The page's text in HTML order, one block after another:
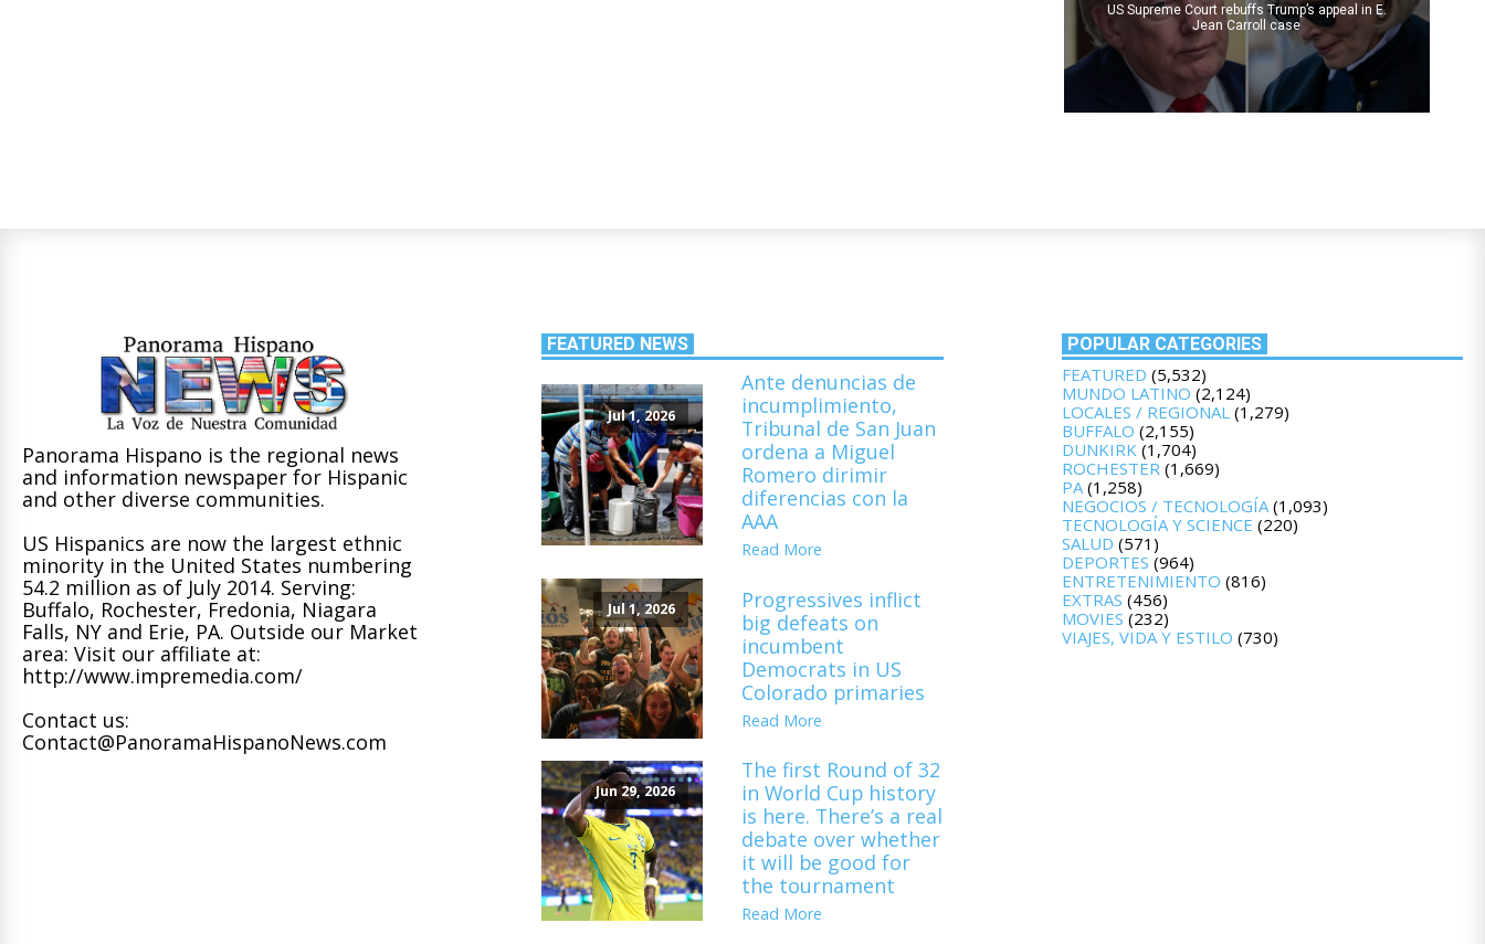
US Supreme Court rebuffs Trump’s appeal in E.
Jean Carroll case
Panorama Hispano is the regional news
and information newspaper for Hispanic
and other diverse communities.
US Hispanics are now the largest ethnic
minority in the United States numbering
54.2 million as of July 2014. Serving:
Buffalo, Rochester, Fredonia, Niagara
Falls, NY and Erie, PA. Outside our Market
area: Visit our affiliate at:
http://www.impremedia.com/
Contact us:
Contact@PanoramaHispanoNews.com
FEATURED NEWS
Jul 1, 2026
Ante denuncias de
incumplimiento,
Tribunal de San Juan
ordena a Miguel
Romero dirimir
diferencias con la
AAA
Read More
Jul 1, 2026
Progressives inflict
big defeats on
incumbent
Democrats in US
Colorado primaries
Read More
Jun 29, 2026
The first Round of 32
in World Cup history
is here. There’s a real
debate over whether
it will be good for
the tournament
Read More
POPULAR CATEGORIES
FEATURED (5,532)
MUNDO LATINO (2,124)
LOCALES / REGIONAL(1,279)
BUFFALO (2,155)
DUNKIRK(1,704)
ROCHESTER(1,669)
PA(1,258)
NEGOCIOS / TECNOLOGÍA(1,093)
TECNOLOGÍA Y SCIENCE (220)
SALUD (571)
DEPORTES (964)
ENTRETENIMIENTO (816)
EXTRAS (456)
MOVIES (232)
VIAJES, VIDA Y ESTILO (730)